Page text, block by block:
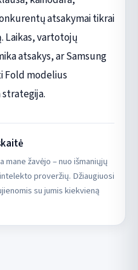
atsakymai tikrai
vartotojų
atsakys, ar Samsung
Fold modelius
mane žavėjo – nuo išmaniųjų
proveržių. Džiaugiuosi
su jumis kiekvieną